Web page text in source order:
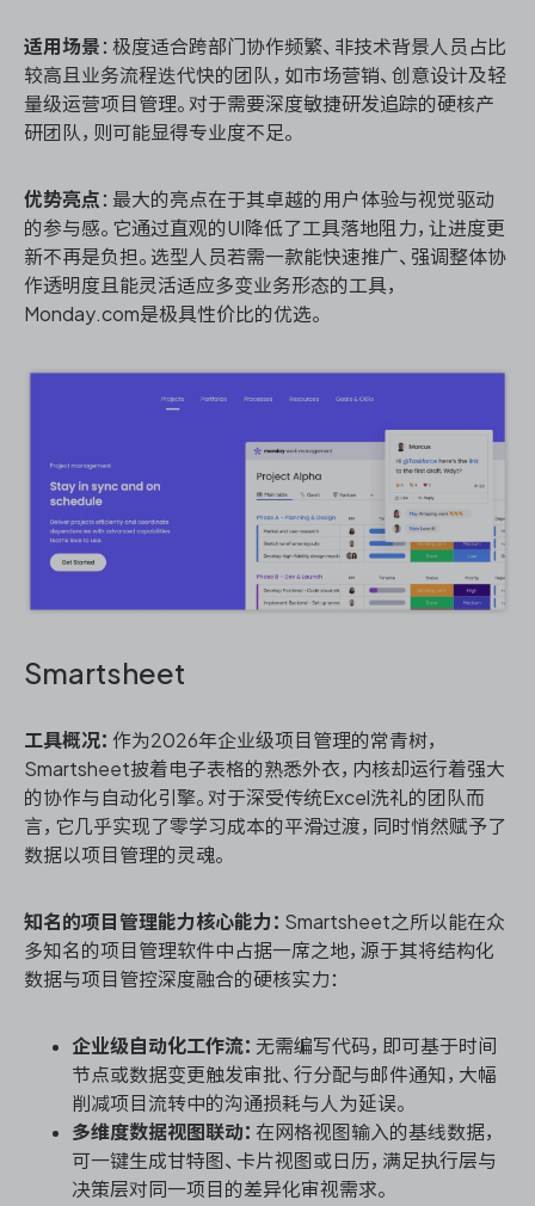
适用场景 ：极度适合跨部门协作频繁、非技术背景人员占比
较高且业务流程迭代快的团队，如市场营销、创意设计及轻
量级运营项目管理。对于需要深度敏捷研发追踪的硬核产
研团队，则可能显得专业度不足。
优势亮点 ：最大的亮点在于其卓越的用户体验与视觉驱动
的参与感。它通过直观的UI降低了工具落地阻力，让进度更
新不再是负担。选型人员若需一款能快速推广、强调整体协
作透明度且能灵活适应多变业务形态的工具，
Monday.com是极具性价比的优选。
Smartsheet
工具概况： 作为2026年企业级项目管理的常青树，
Smartsheet披着电子表格的熟悉外衣，内核却运行着强大
的协作与自动化引擎。对于深受传统Excel洗礼的团队而
言，它几乎实现了零学习成本的平滑过渡，同时悄然赋予了
数据以项目管理的灵魂。
知名的项目管理能力核心能力： Smartsheet之所以能在众
多知名的项目管理软件中占据一席之地，源于其将结构化
数据与项目管控深度融合的硬核实力：
企业级自动化工作流： 无需编写代码，即可基于时间
节点或数据变更触发审批、行分配与邮件通知，大幅
削减项目流转中的沟通损耗与人为延误。
多维度数据视图联动： 在网格视图输入的基线数据，
可一键生成甘特图、卡片视图或日历，满足执行层与
决策层对同一项目的差异化审视需求。